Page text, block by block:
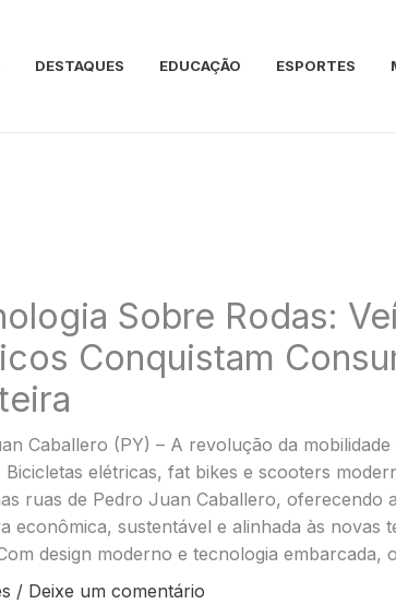
DESTAQUES EDUCAÇÃO ESPORTES
Sobre Rodas:
Conquistam
Caballero (PY) – A revolução da mobilidade
elétricas, fat bikes e scooters
ruas de Pedro Juan Caballero, oferecendo
econômica, sustentável e alinhada às novas
design moderno e tecnologia embarcada,
/ Deixe um comentário